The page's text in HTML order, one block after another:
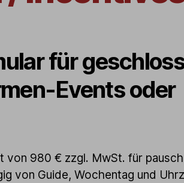
für
Events oder
von 980 € zzgl. MwSt. für
von Guide, Wochentag und